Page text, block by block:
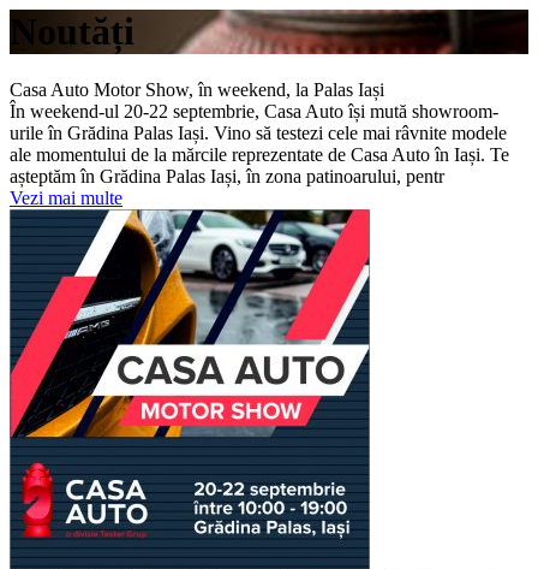
Noutăți
Casa Auto Motor Show, în weekend, la Palas Iași
În weekend-ul 20-22 septembrie, Casa Auto își mută showroom-
urile în Grădina Palas Iași. Vino să testezi cele mai râvnite modele
ale momentului de la mărcile reprezentate de Casa Auto în Iași. Te
așteptăm în Grădina Palas Iași, în zona patinoarului, pentr
Vezi mai multe